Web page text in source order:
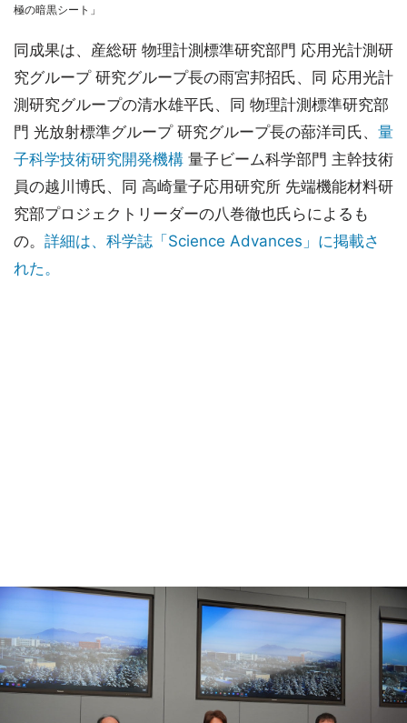
極の暗黒シート」
同成果は、産総研 物理計測標準研究部門 応用光計測研
究グループ 研究グループ長の雨宮邦招氏、同 応用光計
測研究グループの清水雄平氏、同 物理計測標準研究部
門 光放射標準グループ 研究グループ長の蔀洋司氏、 量
子科学技術研究開発機構 量子ビーム科学部門 主幹技術
員の越川博氏、同 高崎量子応用研究所 先端機能材料研
究部プロジェクトリーダーの八巻徹也氏らによるも
の。 詳細は、科学誌「Science Advances」に掲載さ
れた。